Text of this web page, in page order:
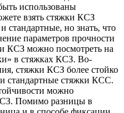
использованы
взять стяжки КСЗ
стандартные, но знать, что
параметров прочности
КСЗ можно посмотреть на
в стяжках КСЗ. Во-
стяжки КСЗ более стойко
стандартные стяжки КСС.
можно
Помимо разницы в